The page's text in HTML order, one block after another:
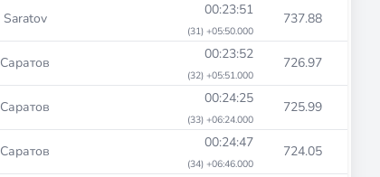
Saratov
00:23:51
(31) +05:50.000
737.88
Саратов
00:23:52
(32) +05:51.000
726.97
Саратов
00:24:25
(33) +06:24.000
725.99
Саратов
00:24:47
(34) +06:46.000
724.05